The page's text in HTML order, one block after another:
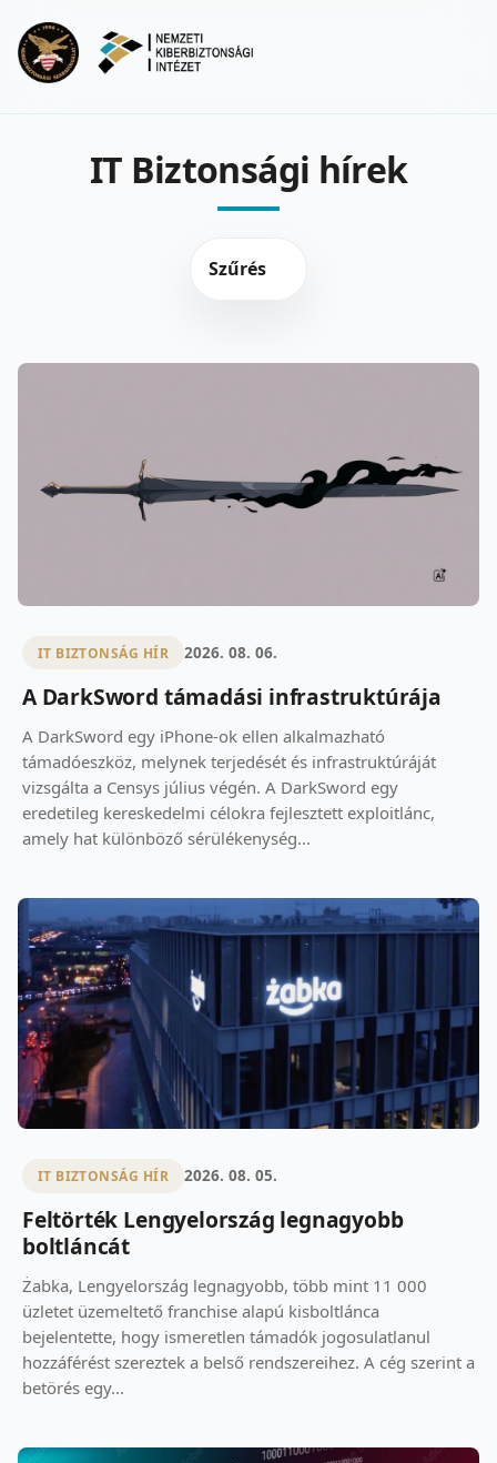
IT Biztonsági hírek
Szűrés
IT BIZTONSÁG HÍR 2026. 08. 06.
A DarkSword támadási infrastruktúrája
A DarkSword egy iPhone-ok ellen alkalmazható
támadóeszköz, melynek terjedését és infrastruktúráját
vizsgálta a Censys július végén. A DarkSword egy
eredetileg kereskedelmi célokra fejlesztett exploitlánc,
amely hat különböző sérülékenység...
IT BIZTONSÁG HÍR 2026. 08. 05.
Feltörték Lengyelország legnagyobb
boltláncát
Żabka, Lengyelország legnagyobb, több mint 11 000
üzletet üzemeltető franchise alapú kisboltlánca
bejelentette, hogy ismeretlen támadók jogosulatlanul
hozzáférést szereztek a belső rendszereihez. A cég szerint a
betörés egy...